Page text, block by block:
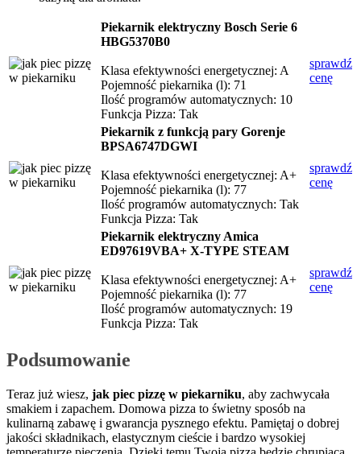
Piekarnik elektryczny Bosch Serie 6
HBG5370B0
Klasa efektywności energetycznej: A
Pojemność piekarnika (l): 71
Ilość programów automatycznych: 10
Funkcja Pizza: Tak
sprawdź
cenę
Piekarnik z funkcją pary Gorenje
BPSA6747DGWI
Klasa efektywności energetycznej: A+
Pojemność piekarnika (l): 77
Ilość programów automatycznych: Tak
Funkcja Pizza: Tak
sprawdź
cenę
Piekarnik elektryczny Amica
ED97619VBA+ X-TYPE STEAM
Klasa efektywności energetycznej: A+
Pojemność piekarnika (l): 77
Ilość programów automatycznych: 19
Funkcja Pizza: Tak
sprawdź
cenę
Podsumowanie
Teraz już wiesz, jak piec pizzę w piekarniku, aby zachwycała
smakiem i zapachem. Domowa pizza to świetny sposób na
kulinarną zabawę i gwarancja pysznego efektu. Pamiętaj o dobrej
jakości składnikach, elastycznym cieście i bardzo wysokiej